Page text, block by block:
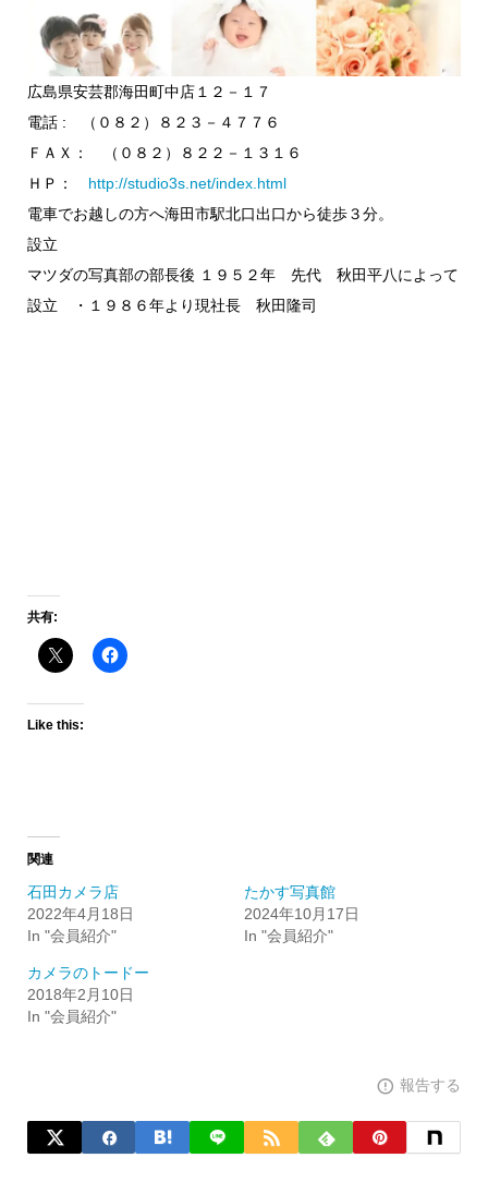
広島県安芸郡海田町中店１２－１７
電話 : （０８２）８２３－４７７６
ＦＡＸ： （０８２）８２２－１３１６
ＨＰ： http://studio3s.net/index.html
電車でお越しの方へ海田市駅北口出口から徒歩３分。
設立
マツダの写真部の部長後 １９５２年 先代 秋田平八によって
設立 ・１９８６年より現社長 秋田隆司
共有:
Like this:
関連
石田カメラ店
2022年4月18日
In "会員紹介"
たかす写真館
2024年10月17日
In "会員紹介"
カメラのトードー
2018年2月10日
In "会員紹介"
報告する